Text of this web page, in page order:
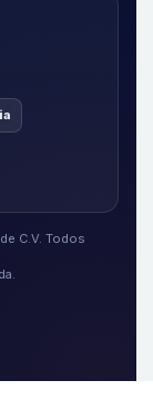
C.V. Todos